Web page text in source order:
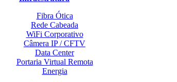
Fibra Ótica
Rede Cabeada
WiFi Corporativo
Câmera IP / CFTV
Data Center
Portaria Virtual Remota
Energia